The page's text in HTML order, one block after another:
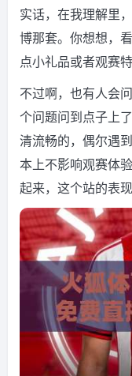
实话，在我理解里
博那套。你想想，
点小礼品或者观赛
不过啊，也有人会问
个问题问到点子上
清流畅的，偶尔遇
本上不影响观赛体
起来，这个站的表